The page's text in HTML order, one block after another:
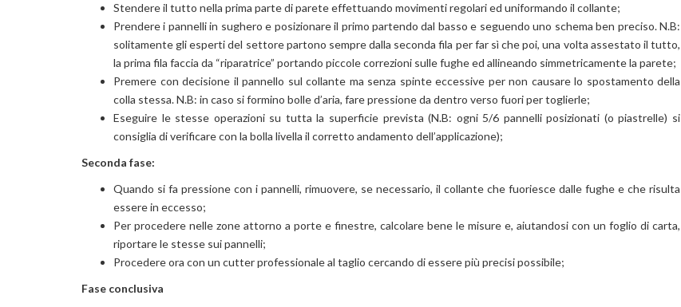
Stendere il tutto nella prima parte di parete effettuando movimenti regolari ed uniformando il collante;
Prendere i pannelli in sughero e posizionare il primo partendo dal basso e seguendo uno schema ben preciso. N.B:
solitamente gli esperti del settore partono sempre dalla seconda fila per far sì che poi, una volta assestato il tutto,
la prima fila faccia da “riparatrice” portando piccole correzioni sulle fughe ed allineando simmetricamente la parete;
Premere con decisione il pannello sul collante ma senza spinte eccessive per non causare lo spostamento della
colla stessa. N.B: in caso si formino bolle d’aria, fare pressione da dentro verso fuori per toglierle;
Eseguire le stesse operazioni su tutta la superficie prevista (N.B: ogni 5/6 pannelli posizionati (o piastrelle) si
consiglia di verificare con la bolla livella il corretto andamento dell’applicazione);
Seconda fase:
Quando si fa pressione con i pannelli, rimuovere, se necessario, il collante che fuoriesce dalle fughe e che risulta
essere in eccesso;
Per procedere nelle zone attorno a porte e finestre, calcolare bene le misure e, aiutandosi con un foglio di carta,
riportare le stesse sui pannelli;
Procedere ora con un cutter professionale al taglio cercando di essere più precisi possibile;
Fase conclusiva